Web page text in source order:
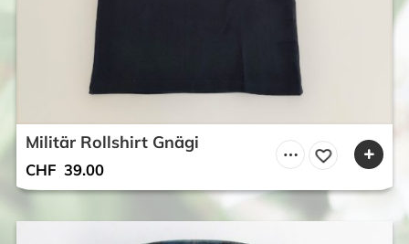
Militär Rollshirt Gnägi
CHF 39.00